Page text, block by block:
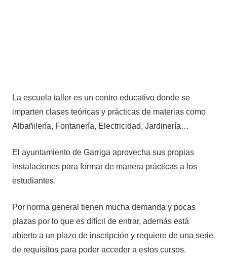
La escuela taller es un centro educativo donde se
imparten clases teóricas y prácticas de materias como
Albañilería, Fontanería, Electricidad, Jardinería…
El ayuntamiento de Garriga aprovecha sus propias
instalaciones para formar de manera prácticas a los
estudiantes.
Por norma general tienen mucha demanda y pocas
plazas por lo que es difícil de entrar, además está
abierto a un plazo de inscripción y requiere de una serie
de requisitos para poder acceder a estos cursos.